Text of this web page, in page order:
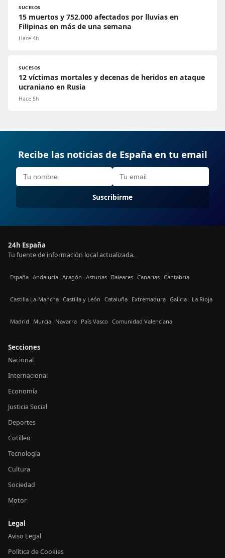
SUCESOS
15 muertos y 752.000 afectados por lluvias en
Filipinas en más de una semana
Hace 4h
SUCESOS
12 víctimas mortales y decenas de heridos en ataque
ucraniano en Rusia
Hace 5h
Recibe las noticias de España en tu email
Suscribirme
24h España
Tu fuente de información local actualizada.
España Andalucía Aragón Asturias Baleares Canarias Cantabria
Castilla La-Mancha Castilla y León Cataluña Extremadura Galicia La Rioja
Madrid Murcia Navarra País Vasco Comunidad Valenciana
Secciones
Nacional
Internacional
Economía
Justicia Social
Deportes
Cotilleo
Tecnología
Cultura
Sociedad
Motor
Legal
Aviso Legal
Política de Cookies